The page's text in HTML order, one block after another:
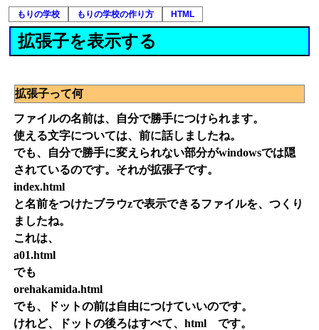
もりの学校 もりの学校の作り方 HTML
拡張子を表示する
拡張子って何
ファイルの名前は、自分で勝手につけられます。
使える文字については、前に話しましたね。
でも、自分で勝手に変えられない部分がwindowsでは隠
されているのです。それが拡張子です。
index.html
と名前をつけたブラウzで表示できるファイルを、つくり
ましたね。
これは、
a01.html
でも
orehakamida.html
でも、ドットの前は自由につけていいのです。
けれど、ドットの後ろはすべて、html です。